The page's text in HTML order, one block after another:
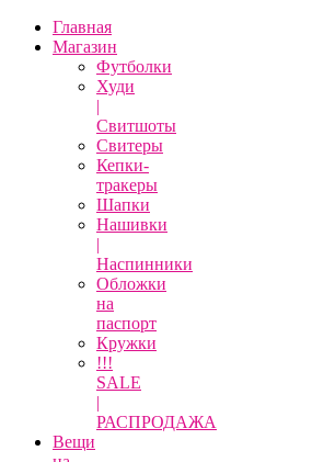
Главная
Магазин
Футболки
Худи
|
Свитшоты
Свитеры
Кепки-
тракеры
Шапки
Нашивки
|
Наспинники
Обложки
на
паспорт
Кружки
!!!
SALE
|
РАСПРОДАЖА
Вещи